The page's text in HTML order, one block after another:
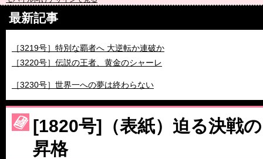
最新記事
［3218号］WEEKLY EG SELECTION
［3219号］特別な覇者へ 大逆転か連破か
［3223号］一丸。日本出陣
［3222号］史上最大のW杯開幕 注目は「個」
[1820号]（表紙）迫る決戦
昇格